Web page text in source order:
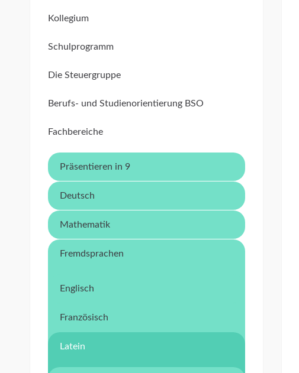
Kollegium
Schulprogramm
Die Steuergruppe
Berufs- und Studienorientierung BSO
Fachbereiche
Präsentieren in 9
Deutsch
Mathematik
Fremdsprachen
Englisch
Französisch
Latein